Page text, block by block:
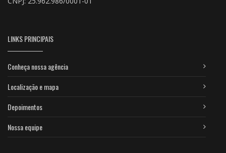
LINKS PRINCIPAIS
Conheça nossa agência
Localização e mapa
Depoimentos
Nossa equipe